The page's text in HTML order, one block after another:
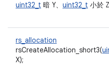
uint32_t 暗 Y、 uint32_t 小於
rs_allocation
rsCreateAllocation_short3(
X);